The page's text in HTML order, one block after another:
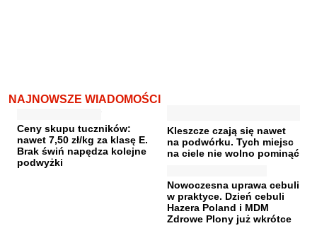
NAJNOWSZE WIADOMOŚCI
Ceny skupu tuczników:
nawet 7,50 zł/kg za klasę E.
Brak świń napędza kolejne
podwyżki
Kleszcze czają się nawet
na podwórku. Tych miejsc
na ciele nie wolno pominąć
Nowoczesna uprawa cebuli
w praktyce. Dzień cebuli
Hazera Poland i MDM
Zdrowe Plony już wkrótce